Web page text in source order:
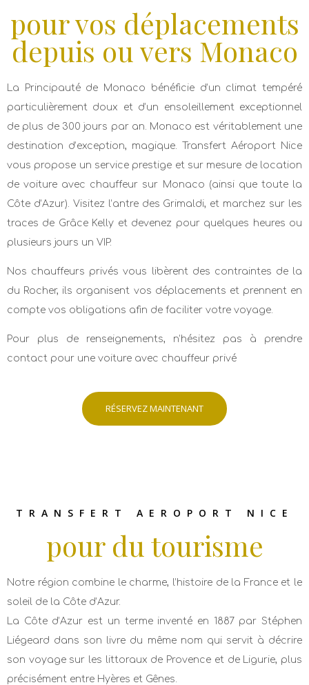
pour vos déplacements
depuis ou vers Monaco
La Principauté de Monaco bénéficie d’un climat tempéré
particulièrement doux et d’un ensoleillement exceptionnel
de plus de 300 jours par an. Monaco est véritablement une
destination d’exception, magique. Transfert Aéroport Nice
vous propose un service prestige et sur mesure de location
de voiture avec chauffeur sur Monaco (ainsi que toute la
Côte d’Azur). Visitez l’antre des Grimaldi, et marchez sur les
traces de Grâce Kelly et devenez pour quelques heures ou
plusieurs jours un VIP.
Nos chauffeurs privés vous libèrent des contraintes de la
du Rocher, ils organisent vos déplacements et prennent en
compte vos obligations afin de faciliter votre voyage.
Pour plus de renseignements, n’hésitez pas à prendre
contact pour une voiture avec chauffeur privé
RÉSERVEZ MAINTENANT
TRANSFERT AEROPORT NICE
pour du tourisme
Notre région combine le charme, l’histoire de la France et le
soleil de la Côte d’Azur.
La Côte d’Azur est un terme inventé en 1887 par Stéphen
Liégeard dans son livre du même nom qui servit à décrire
son voyage sur les littoraux de Provence et de Ligurie, plus
précisément entre Hyères et Gênes.